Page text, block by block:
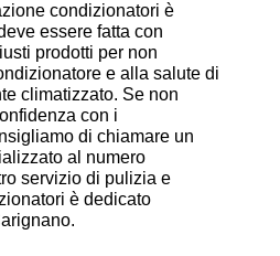
condizionatori è
essere fatta con
prodotti per non
e alla salute di
climatizzato. Se non
con i
di chiamare un
al numero
servizio di pulizia e
è dedicato